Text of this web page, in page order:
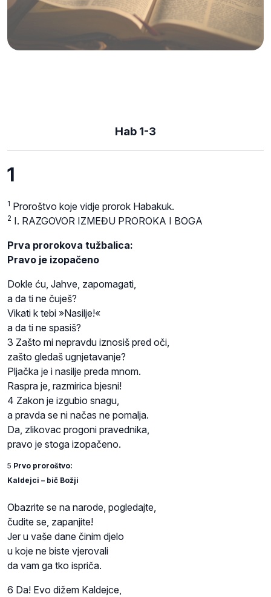
Hab 1-3
1
1 Proroštvo koje vidje prorok Habakuk.
2 I. RAZGOVOR IZMEĐU PROROKA I BOGA
Prva prorokova tužbalica:
Pravo je izopačeno
Dokle ću, Jahve, zapomagati,
a da ti ne čuješ?
Vikati k tebi »Nasilje!«
a da ti ne spasiš?
3 Zašto mi nepravdu iznosiš pred oči,
zašto gledaš ugnjetavanje?
Pljačka je i nasilje preda mnom.
Raspra je, razmirica bjesni!
4 Zakon je izgubio snagu,
a pravda se ni načas ne pomalja.
Da, zlikovac progoni pravednika,
pravo je stoga izopačeno.
5 Prvo proroštvo:
Kaldejci – bič Božji
Obazrite se na narode, pogledajte,
čudite se, zapanjite!
Jer u vaše dane činim djelo
u koje ne biste vjerovali
da vam ga tko ispriča.
6 Da! Evo dižem Kaldejce,